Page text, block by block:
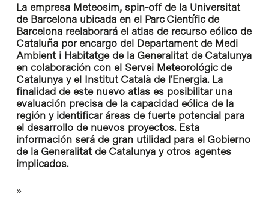
La empresa Meteosim, spin-off de la Universitat
de Barcelona ubicada en el Parc Científic de
Barcelona reelaborará el atlas de recurso eólico de
Cataluña por encargo del Departament de Medi
Ambient i Habitatge de la Generalitat de Catalunya
en colaboración con el Servei Meteorológic de
Catalunya y el Institut Català de l'Energia. La
finalidad de este nuevo atlas es posibilitar una
evaluación precisa de la capacidad eólica de la
región y identificar áreas de fuerte potencial para
el desarrollo de nuevos proyectos. Esta
información será de gran utilidad para el Gobierno
de la Generalitat de Catalunya y otros agentes
implicados.
»